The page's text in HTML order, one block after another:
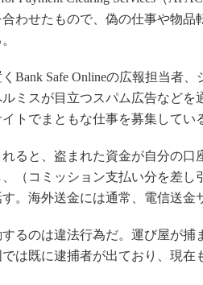
わせたもので、偽の仕事や物
Bank Safe Onlineの広報担当者
ミスが目立つスパム広告などを
イトでまともな仕事を募集してい
ると、盗まれた資金が自分の口
（コミッション支払い分を差し
。海外送金には通常、電信送金
るのは違法行為だ。運び屋が捕
は既に逮捕者が出ており、現